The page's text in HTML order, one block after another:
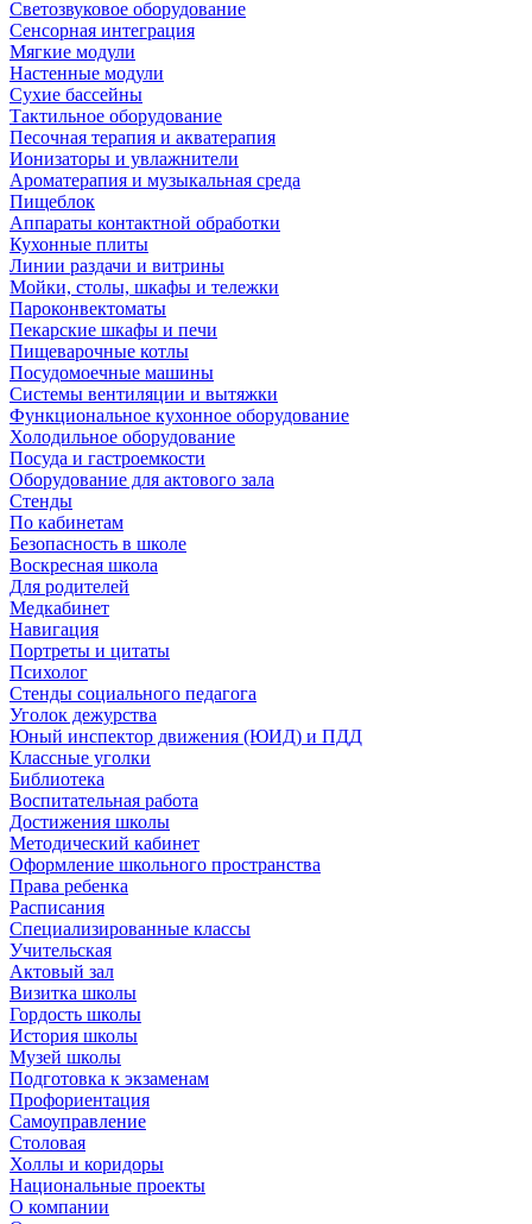
Светозвуковое оборудование
Сенсорная интеграция
Мягкие модули
Настенные модули
Сухие бассейны
Тактильное оборудование
Песочная терапия и акватерапия
Ионизаторы и увлажнители
Ароматерапия и музыкальная среда
Пищеблок
Аппараты контактной обработки
Кухонные плиты
Линии раздачи и витрины
Мойки, столы, шкафы и тележки
Пароконвектоматы
Пекарские шкафы и печи
Пищеварочные котлы
Посудомоечные машины
Системы вентиляции и вытяжки
Функциональное кухонное оборудование
Холодильное оборудование
Посуда и гастроемкости
Оборудование для актового зала
Стенды
По кабинетам
Безопасность в школе
Воскресная школа
Для родителей
Медкабинет
Навигация
Портреты и цитаты
Психолог
Стенды социального педагога
Уголок дежурства
Юный инспектор движения (ЮИД) и ПДД
Классные уголки
Библиотека
Воспитательная работа
Достижения школы
Методический кабинет
Оформление школьного пространства
Права ребенка
Расписания
Специализированные классы
Учительская
Актовый зал
Визитка школы
Гордость школы
История школы
Музей школы
Подготовка к экзаменам
Профориентация
Самоуправление
Столовая
Холлы и коридоры
Национальные проекты
О компании